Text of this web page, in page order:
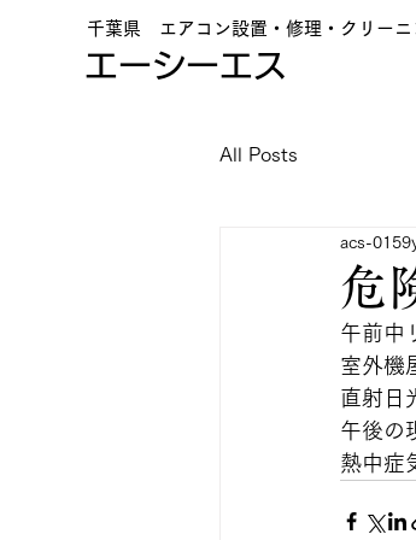
エーシーエス
千葉県 エアコン設置・修理・クリーニ
All Posts
危
acs-
午前中
室外機
直射日
午後の
熱中症